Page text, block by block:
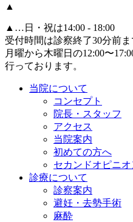
▲
▲ …日・祝は14:00 - 18:00
受付時間は診察終了30分前ま
月曜から木曜日の12:00〜
行っております。
当院について
コンセプト
院長・スタッフ
アクセス
当院案内
初めての方へ
セカンドオピニオ
診療について
診察案内
避妊・去勢手術
麻酔